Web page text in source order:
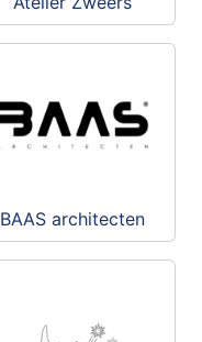
BAAS architecten